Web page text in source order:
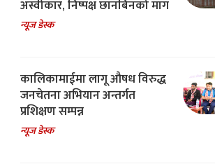
अस्वीकार, निष्पक्ष छानबिनको माग
न्यूज डेस्क
कालिकामाईमा लागू औषध विरुद्ध
जनचेतना अभियान अन्तर्गत
प्रशिक्षण सम्पन्न
न्यूज डेस्क